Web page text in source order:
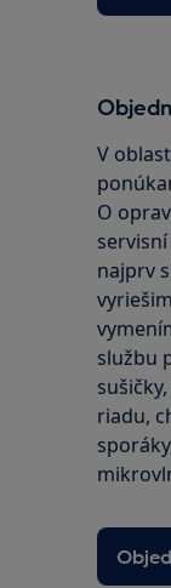
V
O
najprv
službu
riadu,